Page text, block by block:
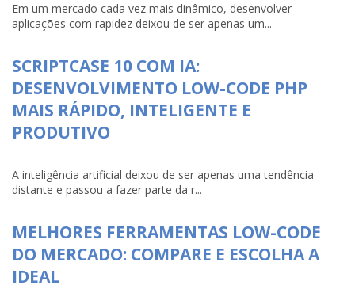
Em um mercado cada vez mais dinâmico, desenvolver
aplicações com rapidez deixou de ser apenas um...
SCRIPTCASE 10 COM IA:
DESENVOLVIMENTO LOW-CODE PHP
MAIS RÁPIDO, INTELIGENTE E
PRODUTIVO
A inteligência artificial deixou de ser apenas uma tendência
distante e passou a fazer parte da r...
MELHORES FERRAMENTAS LOW-CODE
DO MERCADO: COMPARE E ESCOLHA A
IDEAL